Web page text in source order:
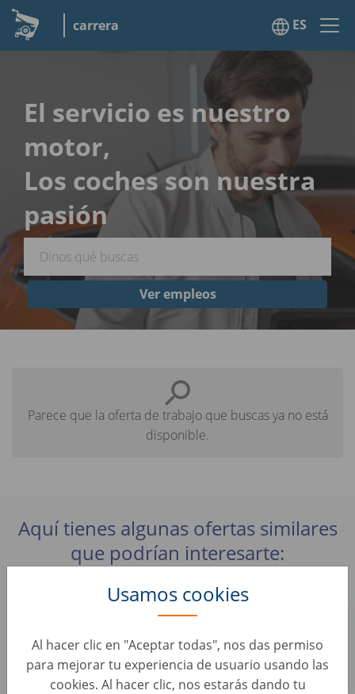
carrera ES
Usamos cookies
Al hacer clic en "Aceptar todas", nos das permiso
para mejorar tu experiencia de usuario usando las
cookies. Al hacer clic, nos estarás dando tu
El servicio es nuestro
motor,
Los coches son nuestra
pasión
Ver empleos
Parece que la oferta de trabajo que buscas ya no está
disponible.
Aquí tienes algunas ofertas similares
que podrían interesarte:
Kundenberater Fahrzeugbewertung - Teilzeit (24
Evaluación de Coches • Alemania, Trier
wirkaufendeinauto.de